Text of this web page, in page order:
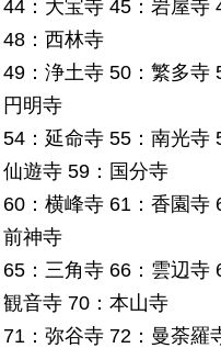
44：大宝寺 45：岩屋寺
48：西林寺
49：浄土寺 50：繁多寺
円明寺
54：延命寺 55：南光寺
仙遊寺 59：国分寺
60：横峰寺 61：香園寺
前神寺
65：三角寺 66：雲辺寺
観音寺 70：本山寺
71：弥谷寺 72：曼荼羅